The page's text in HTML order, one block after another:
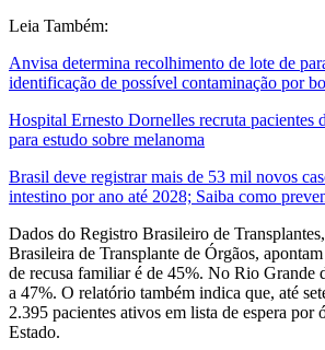
Leia Também:
Anvisa determina recolhimento de lote de
identificação de possível contaminação por
Hospital Ernesto Dornelles recruta pacientes
para estudo sobre melanoma
Brasil deve registrar mais de 53 mil novos
intestino por ano até 2028; Saiba como
Dados do Registro Brasileiro de
Brasileira de Transplante de Órgãos,
de recusa familiar é de 45%. No Rio Grande
a 47%. O relatório também indica que, até
2.395 pacientes ativos em lista de espera por
Estado.